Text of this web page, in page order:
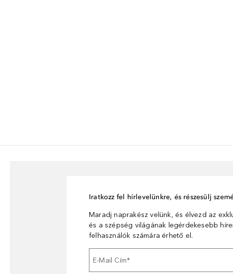
Iratkozz fel hírlevelünkre, és részesülj
Maradj naprakész velünk, és élvezd az
és a szépség világának legérdekesebb
felhasználók számára érhető el.
E-Mail Cím*